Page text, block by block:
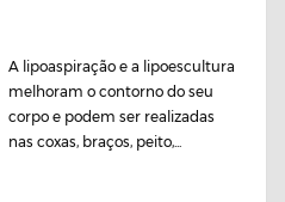
A lipoaspiração e a lipoescultura
melhoram o contorno do seu
corpo e podem ser realizadas
nas coxas, braços, peito,...